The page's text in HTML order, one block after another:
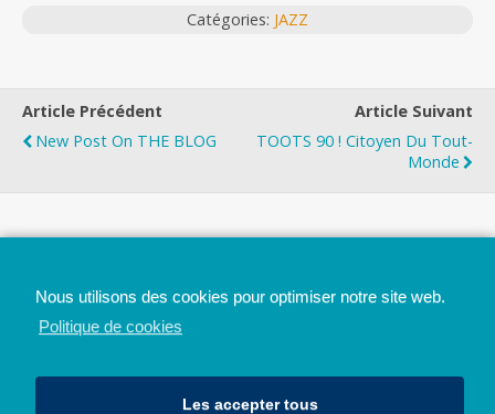
Catégories: JAZZ
Article Précédent
New Post On THE BLOG
Article Suivant
TOOTS 90 ! Citoyen Du Tout-
Monde
Nous utilisons des cookies pour optimiser notre site web.
Politique de cookies
Les accepter tous